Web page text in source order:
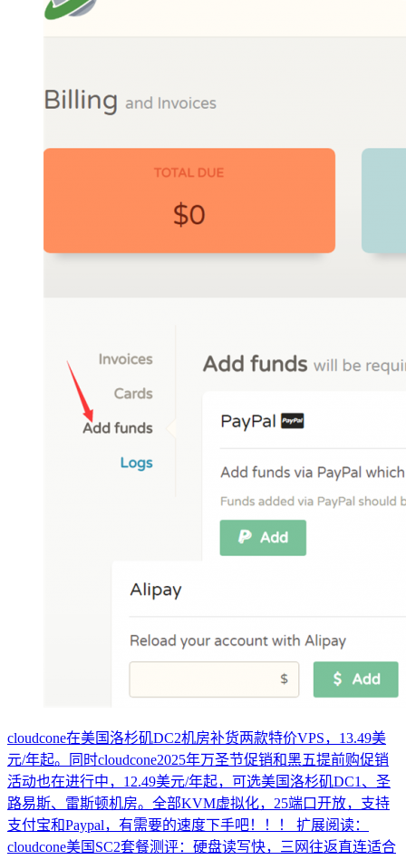
cloudcone在美国洛杉矶DC2机房补货两款特价VPS，13.49美
元/年起。同时cloudcone2025年万圣节促销和黑五提前购促销
活动也在进行中，12.49美元/年起，可选美国洛杉矶DC1、圣
路易斯、雷斯顿机房。全部KVM虚拟化，25端口开放，支持
支付宝和Paypal，有需要的速度下手吧！！！ 扩展阅读：
cloudcone美国SC2套餐测评：硬盘读写快，三网往返直连适合